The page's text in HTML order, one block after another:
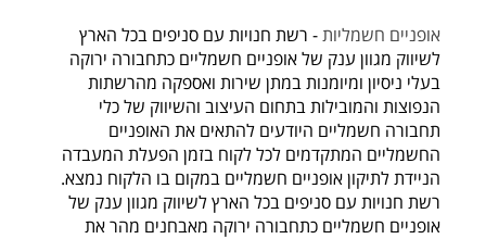
אופניים חשמליות- רשת חנויות עם סניפים בכל הארץ
לשיווק מגוון ענק של אופניים חשמליים כתחבורה ירוקה
בעלי ניסיון ומיומנות במתן שירות ואספקה מהרשתות
הנפוצות והמובילות בתחום העיצוב והשיווק של כלי
תחבורה חשמליים היודעים להתאים את האופניים
החשמליים המתקדמים לכל לקוח בזמן הפעלת המעבדה
הניידת לתיקון אופניים חשמליים במקום בו הלקוח נמצא.
רשת חנויות עם סניפים בכל הארץ לשיווק מגוון ענק של
אופניים חשמליים כתחבורה ירוקה מאבחנים מהר את